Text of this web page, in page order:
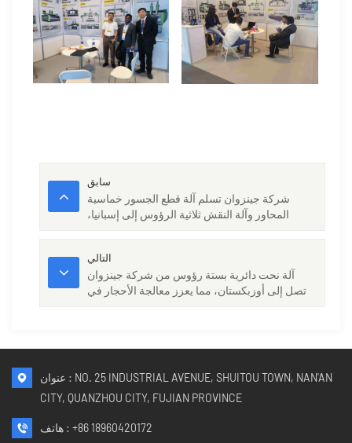
سابق
شركة جينزوان تسلم آلة قطع الجسور خماسية
المحاور وآلة النقش ثلاثية الرؤوس إلى إسبانيا،
التالي
آلة نحت دائرية بستة رؤوس من شركة جينزوان
تصل إلى أوزبكستان، مما يعزز معالجة الأحجار في
عنوان : NO. 25 INDUSTRIAL AVENUE, SHUITOU TOWN, NAN'AN
CITY, QUANZHOU CITY, FUJIAN PROVINCE
هاتف : +86 18960420172